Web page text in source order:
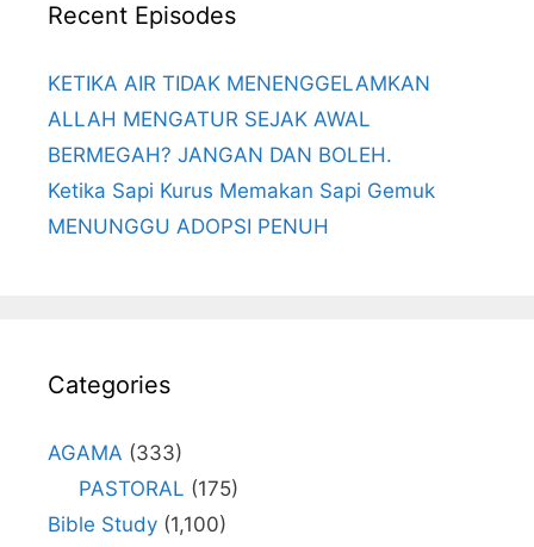
Recent Episodes
KETIKA AIR TIDAK MENENGGELAMKAN
ALLAH MENGATUR SEJAK AWAL
BERMEGAH? JANGAN DAN BOLEH.
Ketika Sapi Kurus Memakan Sapi Gemuk
MENUNGGU ADOPSI PENUH
Categories
AGAMA (333)
PASTORAL (175)
Bible Study (1,100)